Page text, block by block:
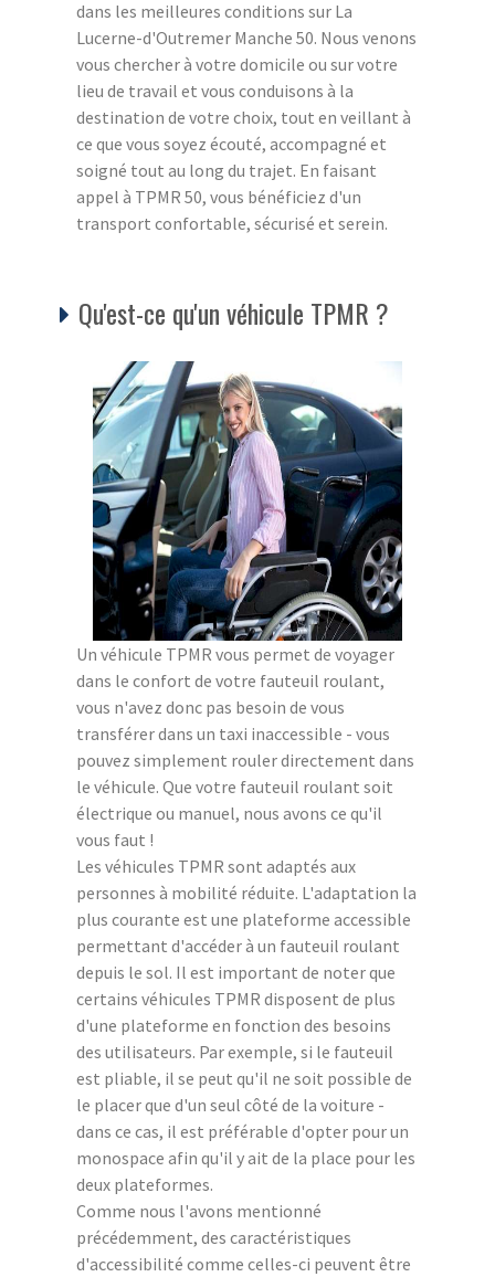
dans les meilleures conditions sur La
Lucerne-d'Outremer Manche 50. Nous venons
vous chercher à votre domicile ou sur votre
lieu de travail et vous conduisons à la
destination de votre choix, tout en veillant à
ce que vous soyez écouté, accompagné et
soigné tout au long du trajet. En faisant
appel à TPMR 50, vous bénéficiez d'un
transport confortable, sécurisé et serein.
Qu'est-ce qu'un véhicule TPMR ?
Un véhicule TPMR vous permet de voyager
dans le confort de votre fauteuil roulant,
vous n'avez donc pas besoin de vous
transférer dans un taxi inaccessible - vous
pouvez simplement rouler directement dans
le véhicule. Que votre fauteuil roulant soit
électrique ou manuel, nous avons ce qu'il
vous faut !
Les véhicules TPMR sont adaptés aux
personnes à mobilité réduite. L'adaptation la
plus courante est une plateforme accessible
permettant d'accéder à un fauteuil roulant
depuis le sol. Il est important de noter que
certains véhicules TPMR disposent de plus
d'une plateforme en fonction des besoins
des utilisateurs. Par exemple, si le fauteuil
est pliable, il se peut qu'il ne soit possible de
le placer que d'un seul côté de la voiture -
dans ce cas, il est préférable d'opter pour un
monospace afin qu'il y ait de la place pour les
deux plateformes.
Comme nous l'avons mentionné
précédemment, des caractéristiques
d'accessibilité comme celles-ci peuvent être